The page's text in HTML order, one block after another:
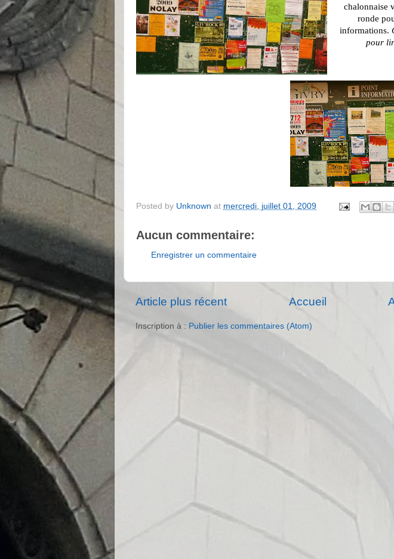
chalonnaise
ronde
informations.
pour
Posted by Unknown at mercredi, juillet 01, 2009
Aucun commentaire:
Enregistrer un commentaire
Article plus récent Accueil
Inscription à : Publier les commentaires (Atom)